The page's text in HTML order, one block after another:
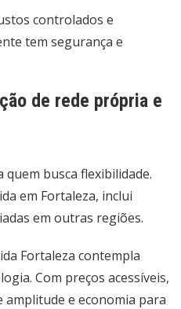
controlados e
tem segurança e
de rede própria e
busca flexibilidade.
em Fortaleza, inclui
em outras regiões.
Fortaleza contempla
Com preços acessíveis,
amplitude e economia para